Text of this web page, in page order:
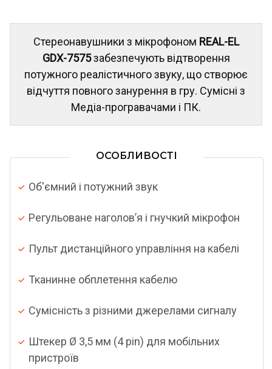
Стереонавушники з мікрофоном REAL-EL
GDX-7575забезпечують відтворення
потужного реалістичного звуку, що створює
відчуття повного занурення в гру. Сумісні з
Медіа-програвачами і ПК.
ОСОБЛИВОСТІ
Об'ємний і потужний звук
Регульоване наголов’я і гнучкий мікрофон
Пульт дистанційного управління на кабелі
Тканинне обплетення кабелю
Cумісність з різними джерелами сигналу
Штекер Ø 3,5 мм (4 pin) для мобільних
пристроїв